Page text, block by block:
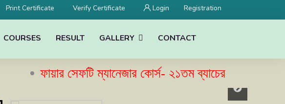
Print Certificate Verify Certificate Login Registration
CONTACT
GALLERY
RESULT
COURSES
ফায়ার সেফটি ম্যানেজার কোর্স- ২১তম ব্যাচের ভর্তি বিজ্ঞপ্তি